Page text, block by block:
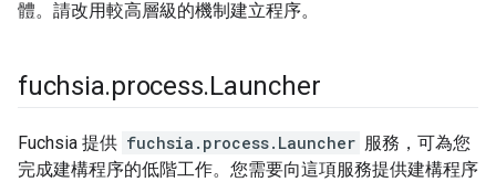
體。請改用較高層級的機制建立程序。
fuchsia.process.Launcher
Fuchsia 提供 fuchsia.process.Launcher 服務，可為您
完成建構程序的低階工作。您需要向這項服務提供建構程序